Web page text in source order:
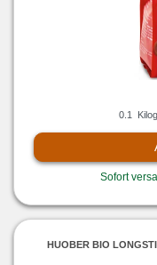
0.1
Sofort
HUOBER BIO